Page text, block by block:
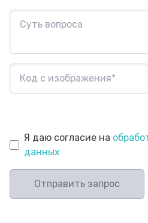
Я даю согласие на
данных
Отправить запрос